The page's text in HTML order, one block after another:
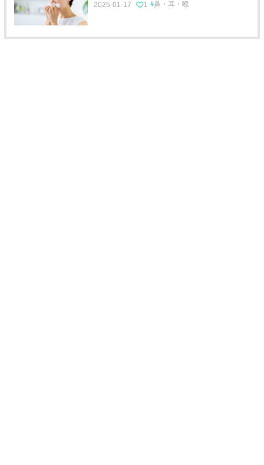
2025-01-17 1 鼻・耳・喉